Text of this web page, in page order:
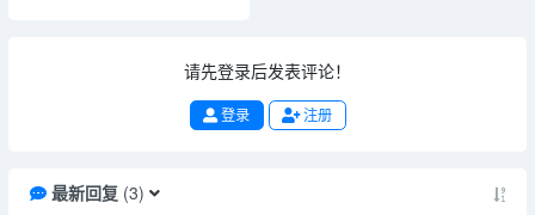
请先登录后发表评论！
登录 注册
最新回复(3)